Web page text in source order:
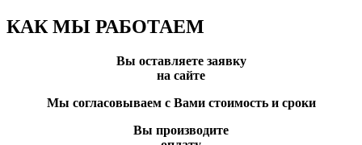
КАК МЫ РАБОТАЕМ
Вы оставляете заявку
на сайте
Мы согласовываем с Вами стоимость и сроки
Вы производите